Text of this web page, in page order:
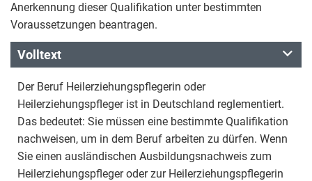
Anerkennung dieser Qualifikation unter bestimmten
Voraussetzungen beantragen.
Volltext
Der Beruf Heilerziehungspflegerin oder
Heilerziehungspfleger ist in Deutschland reglementiert.
Das bedeutet: Sie müssen eine bestimmte Qualifikation
nachweisen, um in dem Beruf arbeiten zu dürfen. Wenn
Sie einen ausländischen Ausbildungsnachweis zum
Heilerziehungspfleger oder zur Heilerziehungspflegerin